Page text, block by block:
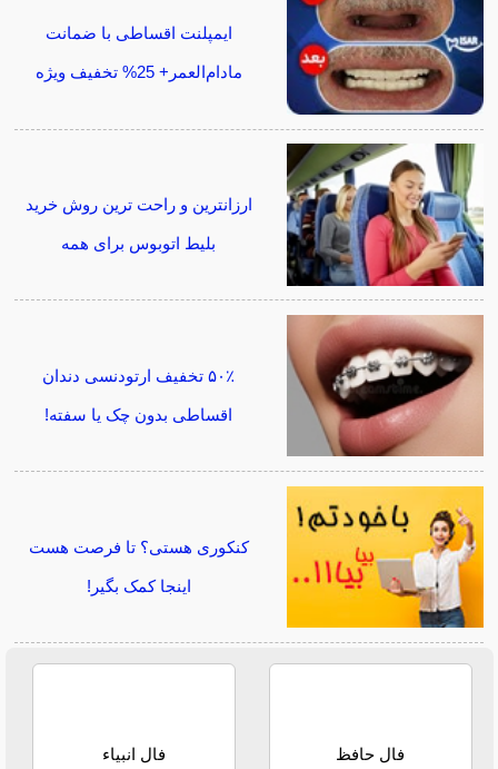
ایمپلنت اقساطی با ضمانت
مادام‌العمر+ 25% تخفیف ویژه
ارزانترین و راحت ترین روش خرید
بلیط اتوبوس برای همه
۵۰٪ تخفیف ارتودنسی دندان
اقساطی بدون چک یا سفته!
کنکوری هستی؟ تا فرصت هست
اینجا کمک بگیر!
فال حافظ فال انبیاء